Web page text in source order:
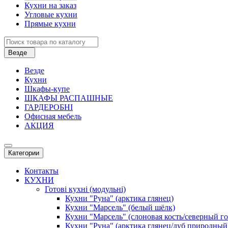
Кухни на заказ
Угловые кухни
Прямые кухни
Везде
Везде
Кухни
Шкафы-купе
ШКАФЫ РАСПАШНЫЕ
ГАРДЕРОБНІ
Офисная мебель
АКЦИЯ
Категории
Контакты
КУХНИ
Готові кухні (модульні)
Кухни "Руна" (арктика глянец)
Кухни "Марсель" (белый шёлк)
Кухни "Марсель" (слоновая кость/северный
Кухни "Руна" (арктика глянец/дуб